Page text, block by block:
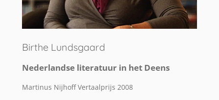
Birthe Lundsgaard
Nederlandse literatuur in het Deens
Martinus Nijhoff Vertaalprijs 2008